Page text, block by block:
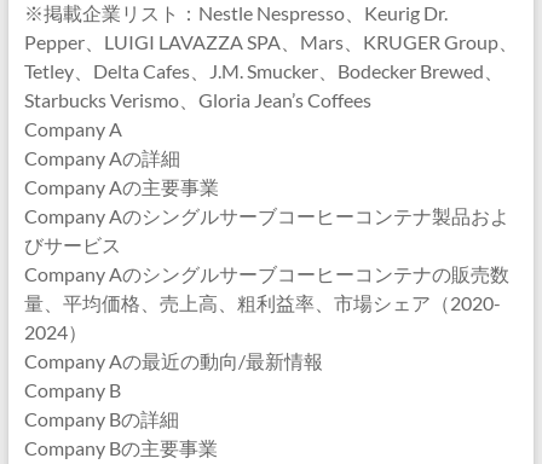
※掲載企業リスト：Nestle Nespresso、Keurig Dr.
Pepper、LUIGI LAVAZZA SPA、Mars、KRUGER Group、
Tetley、Delta Cafes、J.M. Smucker、Bodecker Brewed、
Starbucks Verismo、Gloria Jean’s Coffees
Company A
Company Aの詳細
Company Aの主要事業
Company Aのシングルサーブコーヒーコンテナ製品およ
びサービス
Company Aのシングルサーブコーヒーコンテナの販売数
量、平均価格、売上高、粗利益率、市場シェア（2020-
2024）
Company Aの最近の動向/最新情報
Company B
Company Bの詳細
Company Bの主要事業